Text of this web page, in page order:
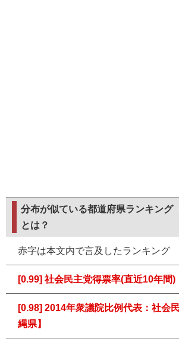
分布が似ている都道府県ランキン
とは？
赤字は本文内で言及したランキング
[0.99] 社会民主党得票率(直近10年間)
[0.98] 2014年衆議院比例代表：社会
縄県】